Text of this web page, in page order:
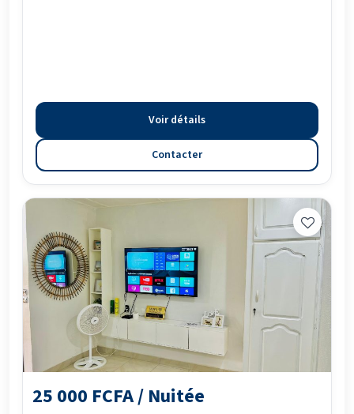
Voir détails
Contacter
25 000 FCFA / Nuitée